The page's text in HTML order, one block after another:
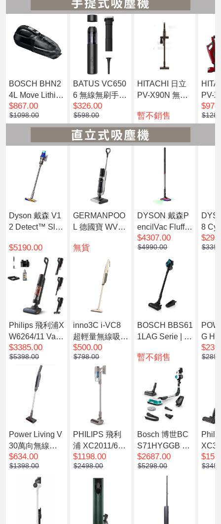
BOSCH BHN2
4L Move Lithiu
m 21.6V (24Vm
ax) 手提吸塵機
$867.00
$1098.00
BATUS VC650
6 無線無刷手提
吸塵機|汽車吸
塵機|手提吸塵
機
$326.00
$598.00
HITACHI 日立
PV-X90N 無線 /
塵機
暫不銷售
PV-
直立
吸塵
Dyson 戴森 V1
2 Detect™ Slim
無線吸塵機
$5190.00
GERMANPOO
L 德國寶 WVC-
濕拖地吸塵機
無貨
DYSON 戴森P
encilVac Fluffyc
ones 直桿吸塵
機
$4307.00
$4990.00
8
吸塵
A)
Philips 飛利浦X
W6264/11 Vacu
um & Wash 無
線吸塵洗地機 6
000系列
$3385.00
$5398.00
inno3C i-VC8
超輕量無線吸塵
機
$500.00
$798.00
BOSCH BBS61
1LAG Serie | 6
nlimited 藍色
暫不銷售
G
無線
兩用
Power Living V
30萬向無線雙
軸滾刷吸塵機
$634.00
$1398.00
PHILIPS 飛利
浦 XC2011/61 2
000系列 輕量強
效無線吸塵機
$1198.00
$2498.00
Bosch 博世BC
S71HYGGB Un
limited 7 ProHy
gienic Aqua 二
$2687.00
$5298.00
0系
無線